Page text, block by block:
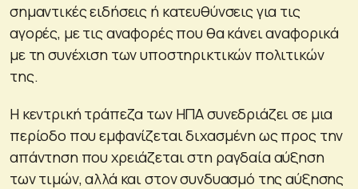
σημαντικές ειδήσεις ή κατευθύνσεις για τις
αγορές, με τις αναφορές που θα κάνει αναφορικά
με τη συνέχιση των υποστηρικτικών πολιτικών
της.
Η κεντρική τράπεζα των ΗΠΑ συνεδριάζει σε μια
περίοδο που εμφανίζεται διχασμένη ως προς την
απάντηση που χρειάζεται στη ραγδαία αύξηση
των τιμών, αλλά και στον συνδυασμό της αύξησης